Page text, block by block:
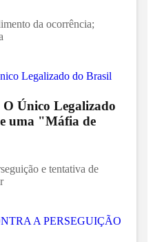
da ocorrência;
Único Legalizado
uma "Máfia de
e tentativa de